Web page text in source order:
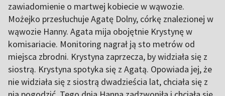
zawiadomienie o martwej kobiecie w wąwozie.
Możejko przesłuchuje Agatę Dolny, córkę znalezionej w
wąwozie Hanny. Agata mija obojętnie Krystynę w
komisariacie. Monitoring nagrał ją sto metrów od
miejsca zbrodni. Krystyna zaprzecza, by widziała się z
siostrą. Krystyna spotyka się z Agatą. Opowiada jej, że
nie widziała się z siostrą dwadzieścia lat, chciała się z